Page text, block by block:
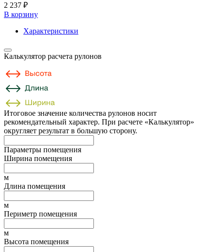
2 237 ₽
В корзину
Характеристики
Калькулятор расчета рулонов
Итоговое значение количества рулонов носит
рекомендательный характер. При расчете «Калькулятор»
округляет результат в большую сторону.
Параметры помещения
Ширина помещения
м
Длина помещения
м
Периметр помещения
м
Высота помещения